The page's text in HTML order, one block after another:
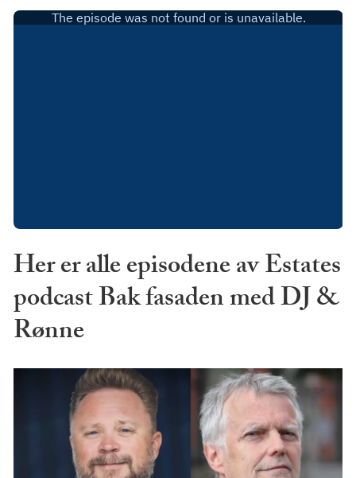
Her er alle episodene av Estates
podcast Bak fasaden med DJ &
Rønne